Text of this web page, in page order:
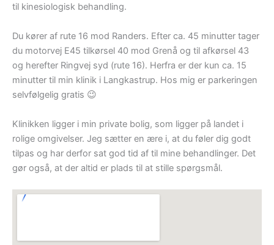
til kinesiologisk behandling.
Du kører af rute 16 mod Randers. Efter ca. 45 minutter tager
du motorvej E45 tilkørsel 40 mod Grenå og til afkørsel 43
og herefter Ringvej syd (rute 16). Herfra er der kun ca. 15
minutter til min klinik i Langkastrup. Hos mig er parkeringen
selvfølgelig gratis 😉
Klinikken ligger i min private bolig, som ligger på landet i
rolige omgivelser. Jeg sætter en ære i, at du føler dig godt
tilpas og har derfor sat god tid af til mine behandlinger. Det
gør også, at der altid er plads til at stille spørgsmål.